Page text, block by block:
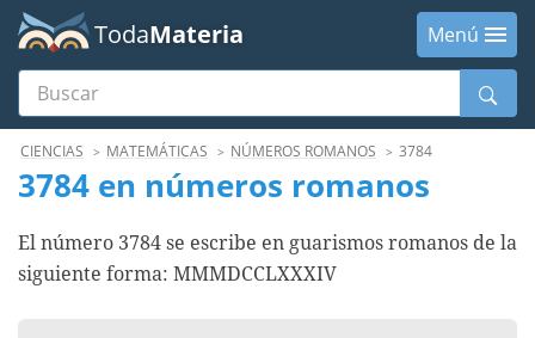
TodaMateria
Menú
Buscar
MenúCIENCIAS MATEMÁTICAS NÚMEROS ROMANOS 3784
3784 en números romanos
El número 3784 se escribe en guarismos romanos de la
siguiente forma: MMMDCCLXXXIV